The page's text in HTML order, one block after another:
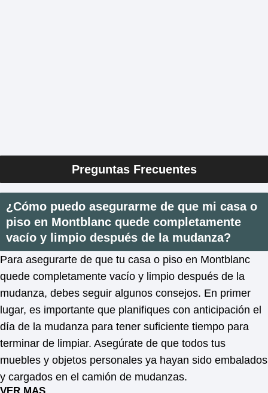
Preguntas Frecuentes
¿Cómo puedo asegurarme de que mi casa o
piso en Montblanc quede completamente
vacío y limpio después de la mudanza?
Para asegurarte de que tu casa o piso en Montblanc
quede completamente vacío y limpio después de la
mudanza, debes seguir algunos consejos. En primer
lugar, es importante que planifiques con anticipación el
día de la mudanza para tener suficiente tiempo para
terminar de limpiar. Asegúrate de que todos tus
muebles y objetos personales ya hayan sido embalados
y cargados en el camión de mudanzas.
VER MAS